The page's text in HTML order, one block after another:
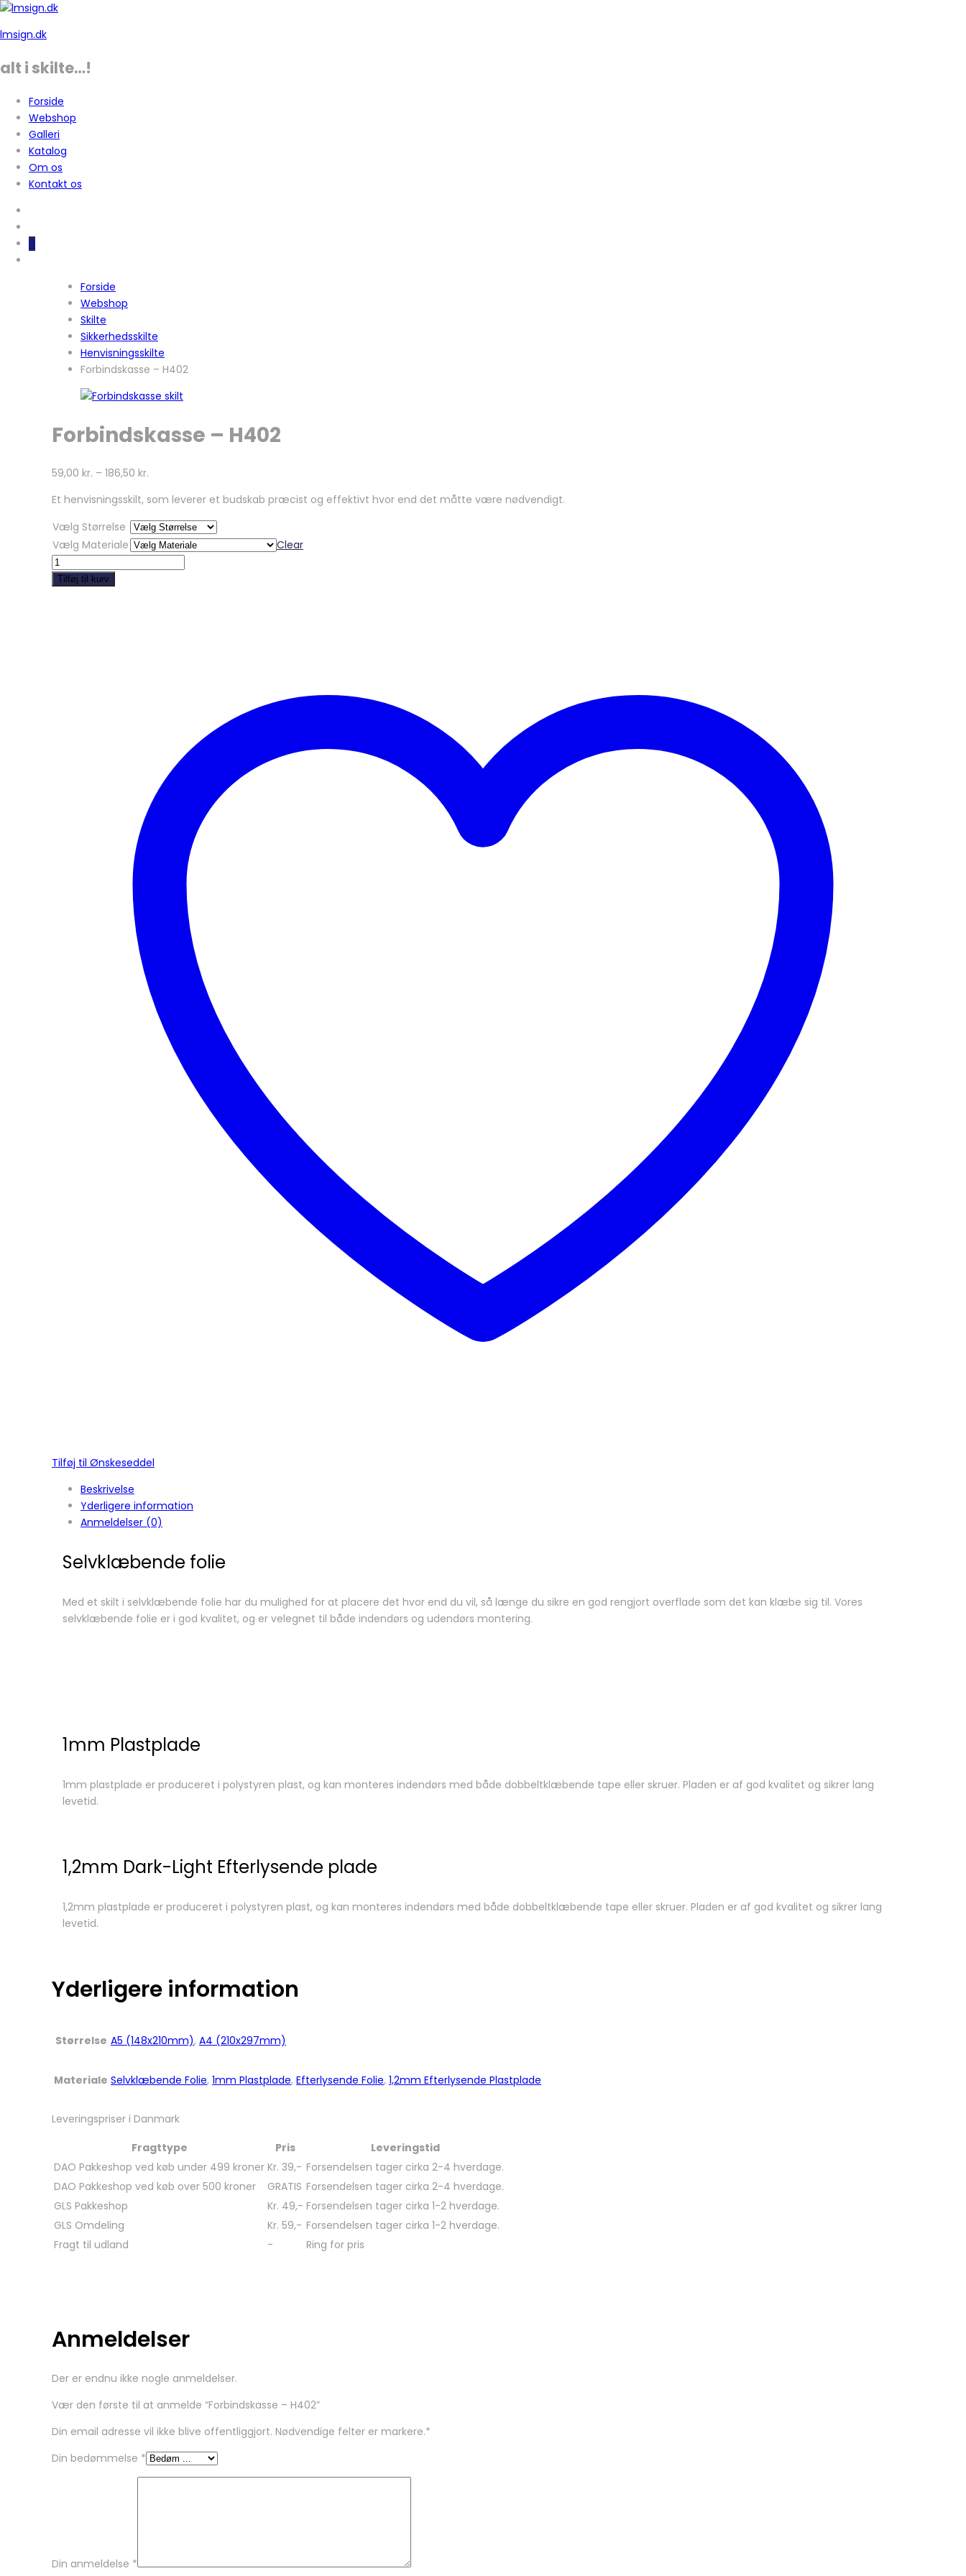
lmsign.dk
alt i skilte…!
Forside
Webshop
Galleri
Katalog
Om os
Kontakt os
0
Forside
Webshop
Skilte
Sikkerhedsskilte
Henvisningsskilte
Forbindskasse – H402
Forbindskasse – H402
59,00 kr. – 186,50 kr.
Et henvisningsskilt, som leverer et budskab præcist og effektivt hvor end det måtte være nødvendigt.
Vælg Størrelse
Vælg Materiale
Clear
Forbindskasse
Tilføj til kurv
Tilføj til Ønskeseddel
Beskrivelse
Yderligere information
Anmeldelser (0)
Selvklæbende folie
Med et skilt i selvklæbende folie har du mulighed for at placere det hvor end du vil, så længe du sikre en god rengjort overflade som det kan klæbe sig til. Vores
selvklæbende folie er i god kvalitet, og er velegnet til både indendørs og udendørs montering.
1mm Plastplade
1mm plastplade er produceret i polystyren plast, og kan monteres indendørs med både dobbeltklæbende tape eller skruer. Pladen er af god kvalitet og sikrer lang
levetid.
1,2mm Dark-Light Efterlysende plade
1,2mm plastplade er produceret i polystyren plast, og kan monteres indendørs med både dobbeltklæbende tape eller skruer. Pladen er af god kvalitet og sikrer lang
levetid.
Yderligere information
Størrelse A5 (148x210mm), A4 (210x297mm)
Materiale Selvklæbende Folie, 1mm Plastplade, Efterlysende Folie, 1,2mm Efterlysende Plastplade
Leveringspriser i Danmark
Fragttype
Pris
Leveringstid
DAO Pakkeshop ved køb under 499 kroner Kr. 39,- Forsendelsen tager cirka 2-4 hverdage.
DAO Pakkeshop ved køb over 500 kroner
GRATIS Forsendelsen tager cirka 2-4 hverdage.
GLS Pakkeshop
Kr. 49,- Forsendelsen tager cirka 1-2 hverdage.
GLS Omdeling
Kr. 59,- Forsendelsen tager cirka 1-2 hverdage.
Fragt til udland
- Ring for pris
Anmeldelser
Der er endnu ikke nogle anmeldelser.
Vær den første til at anmelde “Forbindskasse – H402”
Din email adresse vil ikke blive offentliggjort. Nødvendige felter er markere.*
Din bedømmelse *
Din anmeldelse *